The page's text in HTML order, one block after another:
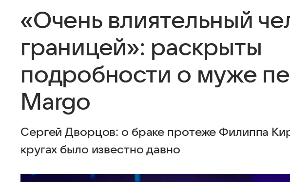
«Очень влиятельный
границей»: раскрыты
подробности о муже
Margo
Сергей Дворцов: о браке протеже Филиппа
кругах было известно давно